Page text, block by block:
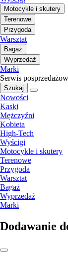
Motocykle i skutery
Terenowe
Przygoda
Warsztat
Bagaż
Wyprzedaż
Marki
Serwis
Szukaj
Nowości
Kaski
Mężczyźni
Kobieta
High-Tech
Wyścigi
Motocykle i skutery
Terenowe
Przygoda
Warsztat
Bagaż
Wyprzedaż
Marki
Dodawanie